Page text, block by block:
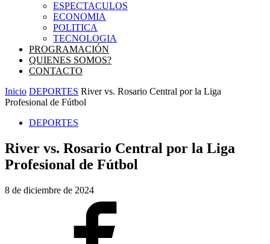
ESPECTACULOS
ECONOMIA
POLITICA
TECNOLOGIA
PROGRAMACIÓN
QUIENES SOMOS?
CONTACTO
Inicio DEPORTES River vs. Rosario Central por la Liga
Profesional de Fútbol
DEPORTES
River vs. Rosario Central por la Liga
Profesional de Fútbol
8 de diciembre de 2024